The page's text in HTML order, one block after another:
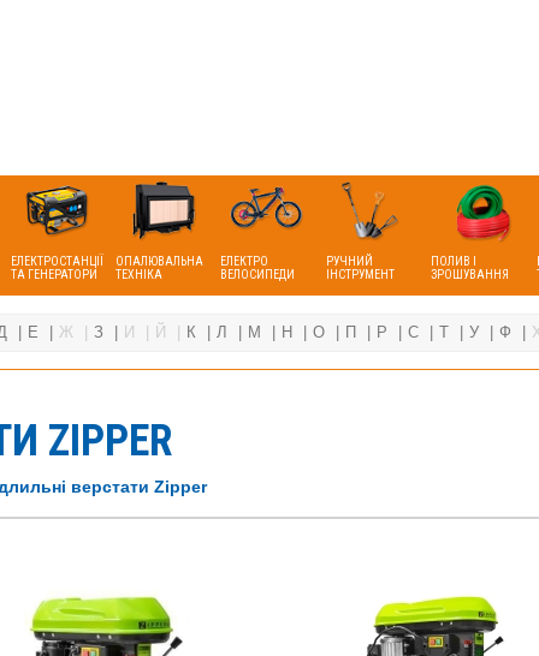
ЕЛЕКТРОСТАНЦІЇ
ТА ГЕНЕРАТОРИ
ОПАЛЮВАЛЬНА
ТЕХНІКА
ЕЛЕКТРО
ВЕЛОСИПЕДИ
РУЧНИЙ
ІНСТРУМЕНТ
ПОЛИВ І
ЗРОШУВАННЯ
Е Ж З И Й К Л М Н О П Р С Т У Ф
ZIPPER
верстати Zipper